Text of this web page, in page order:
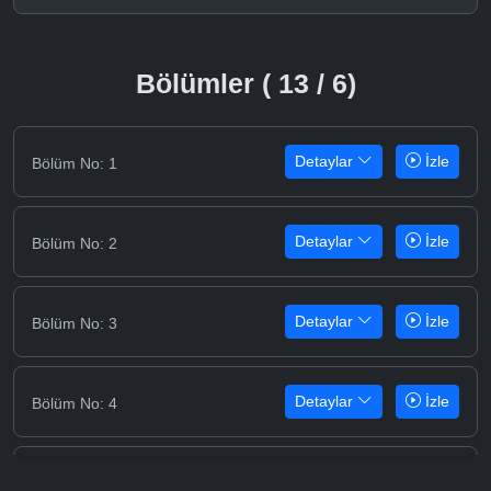
Bölümler ( 13 / 6)
Bölüm No: 1 Detaylar İzle
Bölüm No: 2 Detaylar İzle
Bölüm No: 3 Detaylar İzle
Bölüm No: 4 Detaylar İzle